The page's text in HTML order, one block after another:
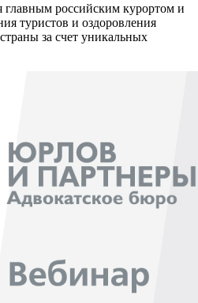
главным российским курортом и
туристов и оздоровления
за счет уникальных